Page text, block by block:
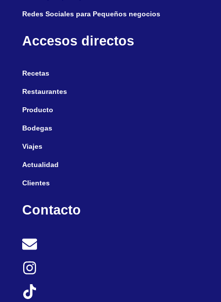
Redes Sociales para Pequeños negocios
Accesos directos
Recetas
Restaurantes
Producto
Bodegas
Viajes
Actualidad
Clientes
Contacto